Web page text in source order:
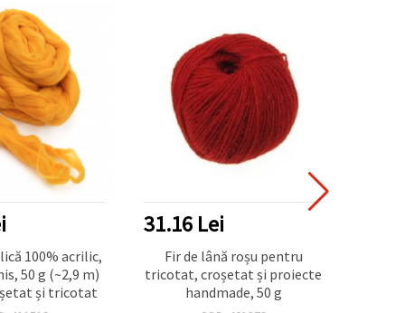
roșu pentru
și proiecte
50 g
31.16 Lei
Fir de lână gri pentru
tricotat și proiecte
handmade, 50 g